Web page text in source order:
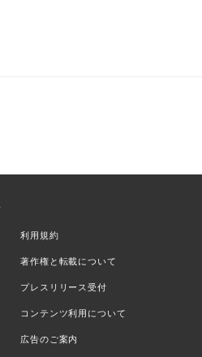
利用規約
著作権と転載について
プレスリリース受付
コンテンツ利用について
広告のご案内